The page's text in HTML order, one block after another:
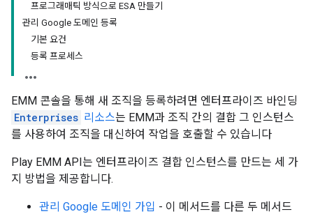
프로그래매틱 방식으로 ESA 만들기
관리 Google 도메인 등록
기본 요건
등록 프로세스
EMM 콘솔을 통해 새 조직을 등록하려면 엔터프라이즈 바인딩
Enterprises 리소스는 EMM과 조직 간의 결합 그 인스턴스
를 사용하여 조직을 대신하여 작업을 호출할 수 있습니다
Play EMM API는 엔터프라이즈 결합 인스턴스를 만드는 세 가
지 방법을 제공합니다.
관리 Google 도메인 가입 - 이 메서드를 다른 두 메서드